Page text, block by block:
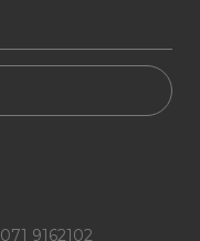
9162102